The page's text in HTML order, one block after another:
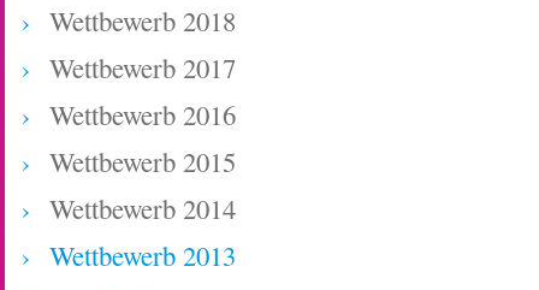
Wettbewerb 2018
Wettbewerb 2017
Wettbewerb 2016
Wettbewerb 2015
Wettbewerb 2014
Wettbewerb 2013